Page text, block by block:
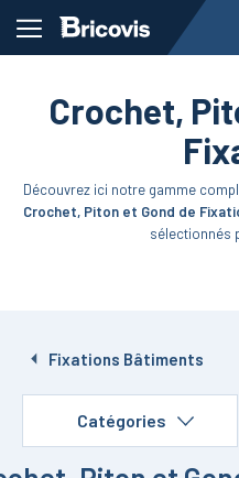
Crochet,
Découvrez ici notre gamme
Crochet, Piton et Gond de
sélectionnés
Fixations Bâtiments
Catégories